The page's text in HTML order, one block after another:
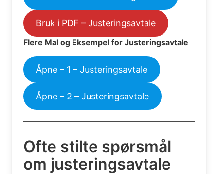
Bruk i PDF – Justeringsavtale
Flere Mal og Eksempel for Justeringsavtale
Åpne – 1 – Justeringsavtale
Åpne – 2 – Justeringsavtale
Ofte stilte spørsmål
om justeringsavtale